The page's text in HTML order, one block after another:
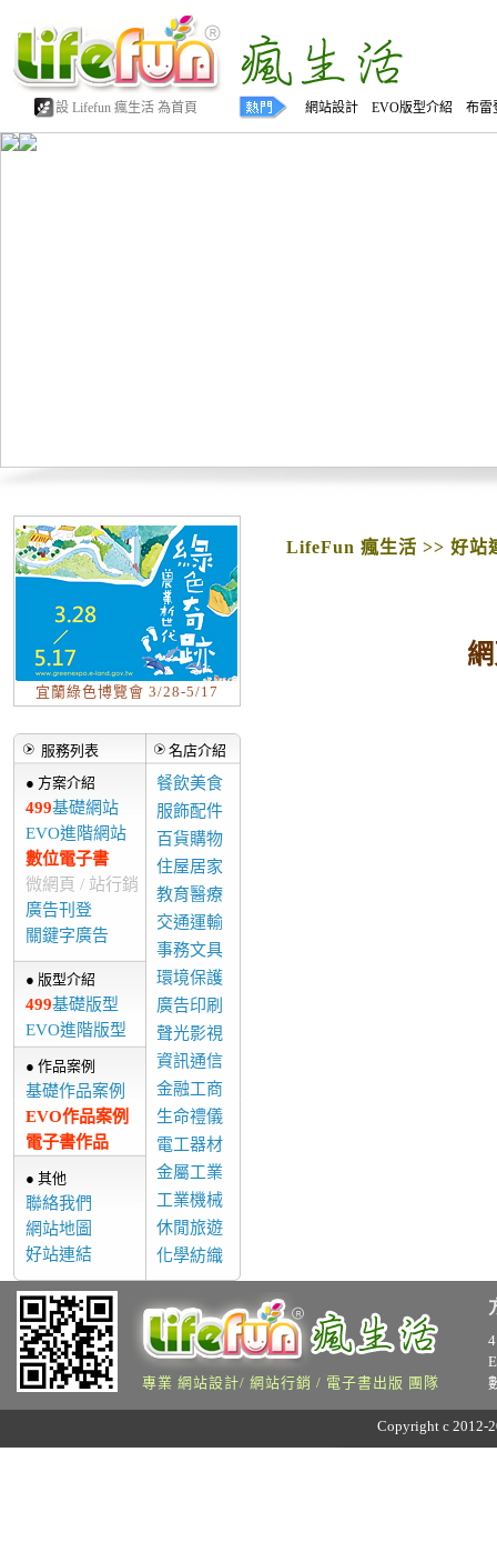
設 Lifefun 瘋生活 為首頁 網站設計 EVO版型介紹 布雷
宜蘭綠色博覽會 3/28-5/17
服務列表
名店介紹
● 方案介紹
499基礎網站
EVO進階網站
數位電子書
微網頁 / 站行銷
廣告刊登
關鍵字廣告
餐飲美食
服飾配件
百貨購物
住屋居家
教育醫療
交通運輸
事務文具
環境保護
廣告印刷
聲光影視
資訊通信
金融工商
生命禮儀
電工器材
金屬工業
工業機械
休閒旅遊
化學紡織
● 版型介紹
499基礎版型
EVO進階版型
● 作品案例
基礎作品案例
EVO作品案例
電子書作品
● 其他
聯絡我們
網站地圖
好站連結
LifeFun 瘋生活 >> 好站
專業 網站設計/ 網站行銷 / 電子書出版 團隊
Copyright c 2012-